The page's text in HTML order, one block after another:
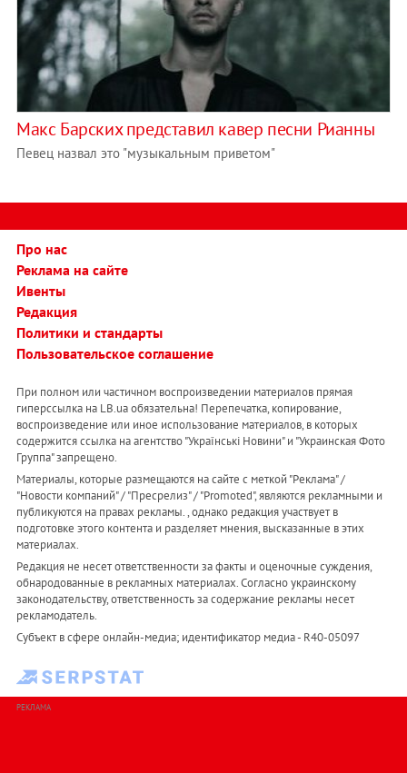
Макс Барских представил кавер песни Рианны
Певец назвал это "музыкальным приветом"
Про нас
Реклама на сайте
Ивенты
Редакция
Политики и стандарты
Пользовательское соглашение
При полном или частичном воспроизведении материалов прямая
гиперссылка на LB.ua обязательна! Перепечатка, копирование,
воспроизведение или иное использование материалов, в которых
содержится ссылка на агентство "Українськi Новини" и "Украинская Фото
Группа" запрещено.
Материалы, которые размещаются на сайте с меткой "Реклама" /
"Новости компаний" / "Пресрелиз" / "Promoted", являются рекламными и
публикуются на правах рекламы. , однако редакция участвует в
подготовке этого контента и разделяет мнения, высказанные в этих
материалах.
Редакция не несет ответственности за факты и оценочные суждения,
обнародованные в рекламных материалах. Согласно украинскому
законодательству, ответственность за содержание рекламы несет
рекламодатель.
Субъект в сфере онлайн-медиа; идентификатор медиа - R40-05097
РЕКЛАМА